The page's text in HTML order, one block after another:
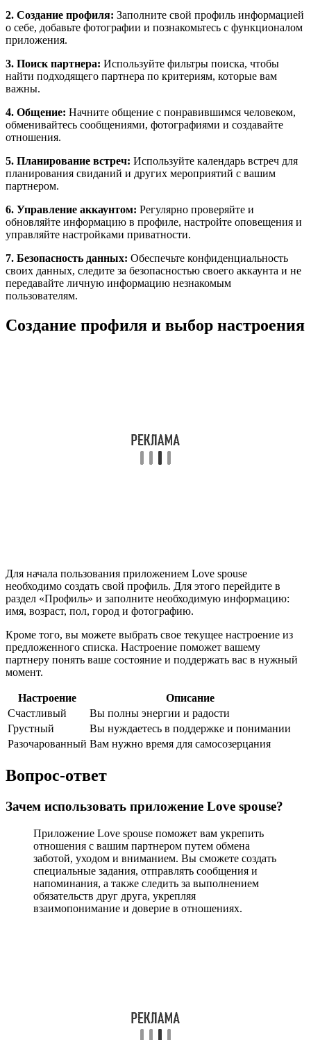
2. Создание профиля: Заполните свой профиль информацией
о себе, добавьте фотографии и познакомьтесь с функционалом
приложения.
3. Поиск партнера: Используйте фильтры поиска, чтобы
найти подходящего партнера по критериям, которые вам
важны.
4. Общение: Начните общение с понравившимся человеком,
обменивайтесь сообщениями, фотографиями и создавайте
отношения.
5. Планирование встреч: Используйте календарь встреч для
планирования свиданий и других мероприятий с вашим
партнером.
6. Управление аккаунтом: Регулярно проверяйте и
обновляйте информацию в профиле, настройте оповещения и
управляйте настройками приватности.
7. Безопасность данных: Обеспечьте конфиденциальность
своих данных, следите за безопасностью своего аккаунта и не
передавайте личную информацию незнакомым
пользователям.
Создание профиля и выбор настроения
Для начала пользования приложением Love spouse
необходимо создать свой профиль. Для этого перейдите в
раздел «Профиль» и заполните необходимую информацию:
имя, возраст, пол, город и фотографию.
Кроме того, вы можете выбрать свое текущее настроение из
предложенного списка. Настроение поможет вашему
партнеру понять ваше состояние и поддержать вас в нужный
момент.
Настроение
Описание
Счастливый
Вы полны энергии и радости
Грустный
Вы нуждаетесь в поддержке и понимании
Разочарованный Вам нужно время для самосозерцания
Вопрос-ответ
Зачем использовать приложение Love spouse?
Приложение Love spouse поможет вам укрепить
отношения с вашим партнером путем обмена
заботой, уходом и вниманием. Вы сможете создать
специальные задания, отправлять сообщения и
напоминания, а также следить за выполнением
обязательств друг друга, укрепляя
взаимопонимание и доверие в отношениях.